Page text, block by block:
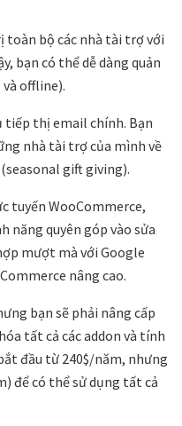
toàn bộ các nhà tài trợ với
bạn có thể dễ dàng quản
offline).
tiếp thị email chính. Bạn
nhà tài trợ của mình về
gift giving).
tuyến WooCommerce,
năng quyên góp vào sửa
mượt mà với Google
nâng cao.
bạn sẽ phải nâng cấp
tất cả các addon và tính
đầu từ 240$/năm, nhưng
để có thể sử dụng tất cả